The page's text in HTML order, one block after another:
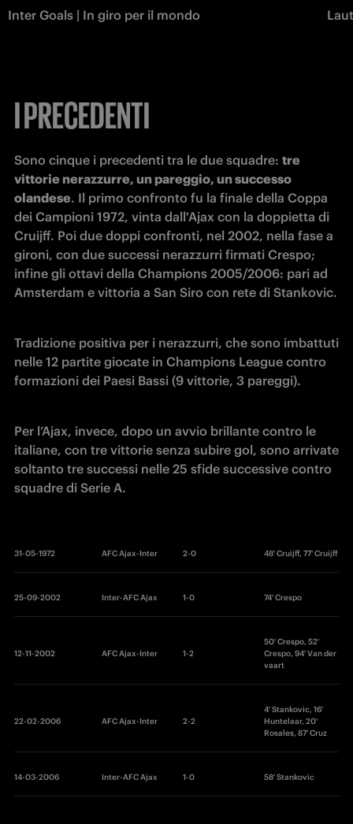
Inter Goals | In giro per il mondo
I PRECEDENTI
Sono cinque i precedenti tra le due squadre: tre
vittorie nerazzurre, un pareggio, un successo
olandese. Il primo confronto fu la finale della Coppa
dei Campioni 1972, vinta dall'Ajax con la doppietta di
Cruijff. Poi due doppi confronti, nel 2002, nella fase a
gironi, con due successi nerazzurri firmati Crespo;
infine gli ottavi della Champions 2005/2006: pari ad
Amsterdam e vittoria a San Siro con rete di Stankovic.
Tradizione positiva per i nerazzurri, che sono imbattuti
nelle 12 partite giocate in Champions League contro
formazioni dei Paesi Bassi (9 vittorie, 3 pareggi).
Per l’Ajax, invece, dopo un avvio brillante contro le
italiane, con tre vittorie senza subire gol, sono arrivate
soltanto tre successi nelle 25 sfide successive contro
squadre di Serie A.
31-05-1972 AFC Ajax-Inter 2-0 48' Cruijff, 77' Cruijff
25-09-2002 Inter-AFC Ajax 1-0 74' Crespo
12-11-2002 AFC Ajax-Inter 1-2
50' Crespo, 52'
Crespo, 94' Van der
vaart
22-02-2006 AFC Ajax-Inter 2-2
4' Stankovic, 16'
Huntelaar, 20'
Rosales, 87' Cruz
14-03-2006 Inter-AFC Ajax 1-0 58' Stankovic